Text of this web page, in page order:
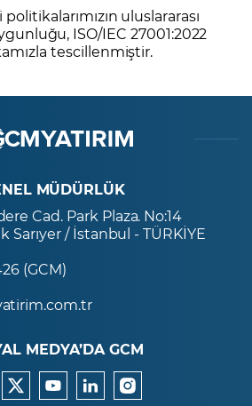
uluslararası
ISO/IEC 27001:2022
tescillenmiştir.
MÜDÜRLÜK
Cad. Park Plaza. No:14
Sarıyer / İstanbul - TÜRKİYE
(GCM)
MEDYA’DA GCM